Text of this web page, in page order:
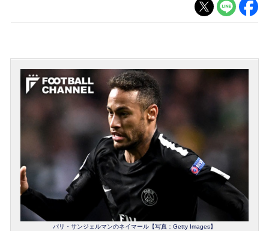
パリ・サンジェルマンのネイマール【写真：Getty Images】